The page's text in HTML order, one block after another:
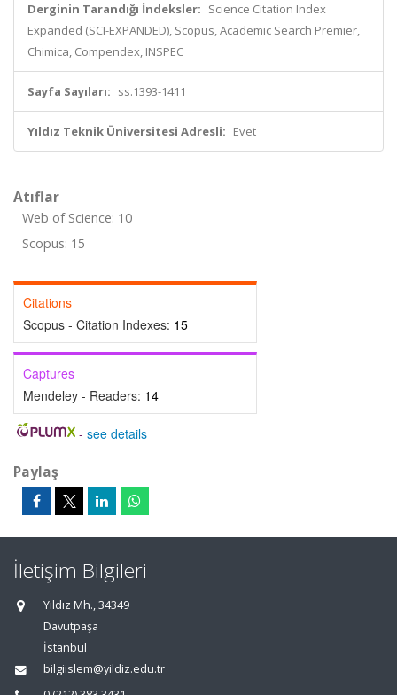
Derginin Tarandığı İndeksler: Science Citation Index
Expanded (SCI-EXPANDED), Scopus, Academic Search Premier,
Chimica, Compendex, INSPEC
Sayfa Sayıları: ss.1393-1411
Yıldız Teknik Üniversitesi Adresli: Evet
Atıflar
Web of Science: 10
Scopus: 15
Citations
Scopus - Citation Indexes: 15
Captures
Mendeley - Readers: 14
- see details
Paylaş
İletişim Bilgileri
Yıldız Mh., 34349
Davutpaşa
İstanbul
bilgiislem@yildiz.edu.tr